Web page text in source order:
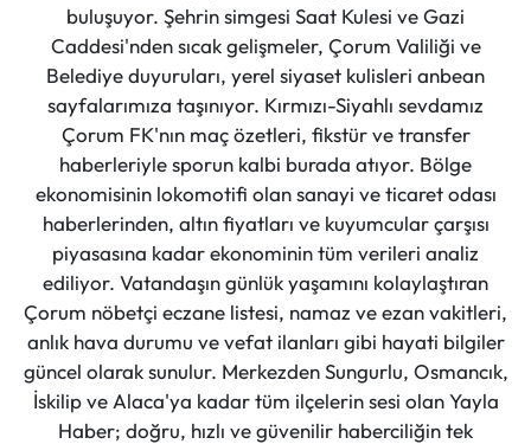
buluşuyor. Şehrin simgesi Saat Kulesi ve Gazi
Caddesi'nden sıcak gelişmeler, Çorum Valiliği ve
Belediye duyuruları, yerel siyaset kulisleri anbean
sayfalarımıza taşınıyor. Kırmızı-Siyahlı sevdamız
Çorum FK'nın maç özetleri, fikstür ve transfer
haberleriyle sporun kalbi burada atıyor. Bölge
ekonomisinin lokomotifi olan sanayi ve ticaret odası
haberlerinden, altın fiyatları ve kuyumcular çarşısı
piyasasına kadar ekonominin tüm verileri analiz
ediliyor. Vatandaşın günlük yaşamını kolaylaştıran
Çorum nöbetçi eczane listesi, namaz ve ezan vakitleri,
anlık hava durumu ve vefat ilanları gibi hayati bilgiler
güncel olarak sunulur. Merkezden Sungurlu, Osmancık,
İskilip ve Alaca'ya kadar tüm ilçelerin sesi olan Yayla
Haber; doğru, hızlı ve güvenilir haberciliğin tek